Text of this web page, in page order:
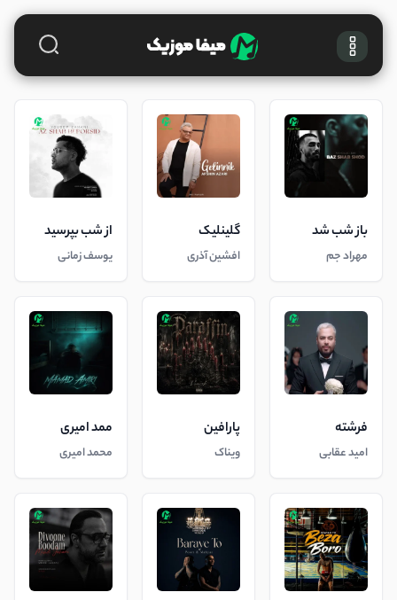
باز شب شد
مهراد جم
گلینلیک
افشین آذری
از شب بپرسید
یوسف زمانی
فرشته
امید عقابی
پارافین
ویناک
ممد امیری
محمد امیری